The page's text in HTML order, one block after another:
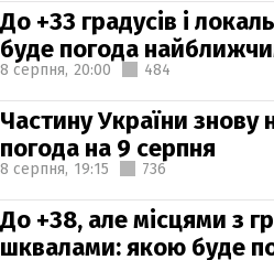
До +33 градусів і
буде погода
8 серпня, 20:00 484
Частину України знову
погода на 9 серпня
8 серпня, 19:15 736
До +38, але місцями з
шквалами: якою буде